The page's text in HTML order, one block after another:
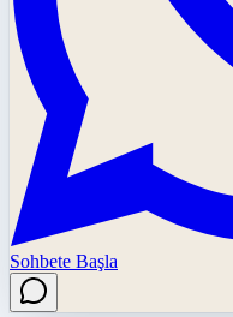
Sohbete Başla